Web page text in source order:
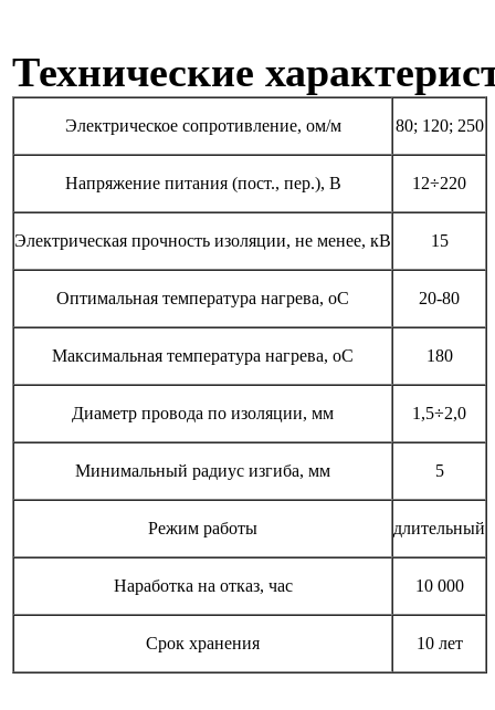
Технические
Электрическое сопротивление, ом/м 80; 120; 250
Напряжение питания (пост., пер.), В 12÷220
Электрическая прочность изоляции, не менее, кВ 15
Оптимальная температура нагрева, оС 20-80
Максимальная температура нагрева, oC 180
Диаметр провода по изоляции, мм 1,5÷2,0
Минимальный радиус изгиба, мм 5
Режим работы длительный
Наработка на отказ, час 10 000
Срок хранения 10 лет